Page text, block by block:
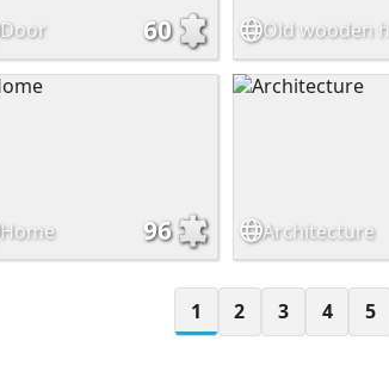
Door 60
Home 96 Architecture
1 2 3 4 5